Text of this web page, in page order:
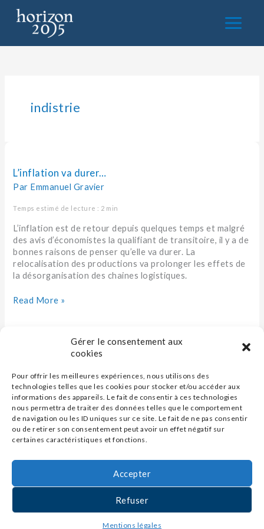
Gérer le consentement aux
cookies
Pour offrir les meilleures expériences, nous utilisons des
technologies telles que les cookies pour stocker et/ou accéder aux
informations des appareils. Le fait de consentir à ces technologies
nous permettra de traiter des données telles que le comportement
de navigation ou les ID uniques sur ce site. Le fait de ne pas consentir
ou de retirer son consentement peut avoir un effet négatif sur
certaines caractéristiques et fonctions.
Accepter
Refuser
Mentions légales
contenu
indistrie
L’inflation va durer…
Par Emmanuel Gravier
Temps estimé de lecture : 2 min
L’inflation est de retour depuis quelques temps et malgré
des avis d’économistes la qualifiant de transitoire, il y a de
bonnes raisons de penser qu’elle va durer. La
relocalisation des productions va prolonger les effets de
la désorganisation des chaines logistiques.
durer…
Read More »
Mentions légales